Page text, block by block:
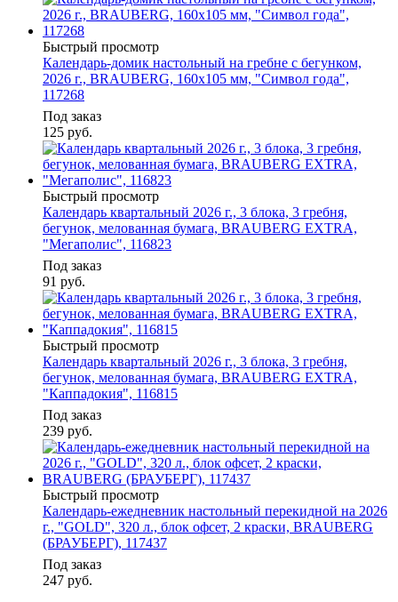
Быстрый просмотр
Календарь-домик настольный на гребне с бегунком,
2026 г., BRAUBERG, 160х105 мм, "Символ года",
117268
Под заказ
125 руб.
Быстрый просмотр
Календарь квартальный 2026 г., 3 блока, 3 гребня,
бегунок, мелованная бумага, BRAUBERG EXTRA,
"Мегаполис", 116823
Под заказ
91 руб.
Быстрый просмотр
Календарь квартальный 2026 г., 3 блока, 3 гребня,
бегунок, мелованная бумага, BRAUBERG EXTRA,
"Каппадокия", 116815
Под заказ
239 руб.
Быстрый просмотр
Календарь-ежедневник настольный перекидной на 2026
г., "GOLD", 320 л., блок офсет, 2 краски, BRAUBERG
(БРАУБЕРГ), 117437
Под заказ
247 руб.